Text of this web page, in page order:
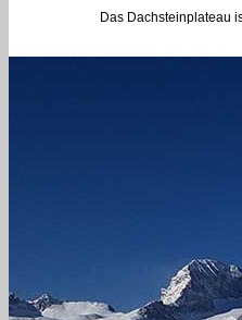
Das Dachsteinplateau